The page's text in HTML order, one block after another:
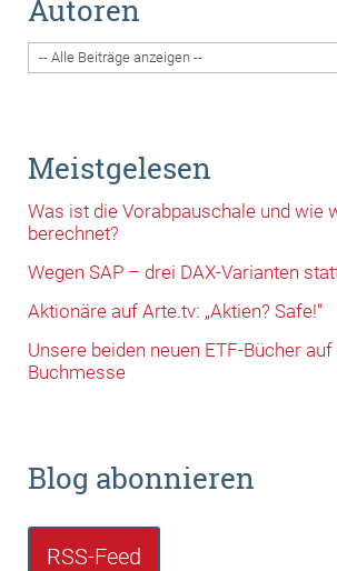
Autoren
Meistgelesen
Was ist die Vorabpauschale und wie
berechnet?
Wegen SAP – drei DAX-Varianten
Aktionäre auf Arte.tv: „Aktien? Safe!“
Unsere beiden neuen ETF-Bücher
Buchmesse
Blog abonnieren
RSS-Feed